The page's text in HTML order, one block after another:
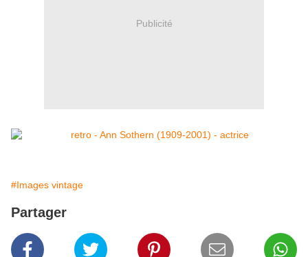
Publicité
#Images vintage
Partager